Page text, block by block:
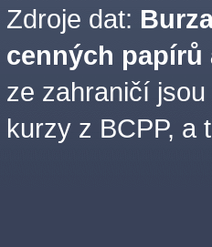
Zdroje dat:
cenných papírů
ze zahraničí
kurzy z BCPP, a